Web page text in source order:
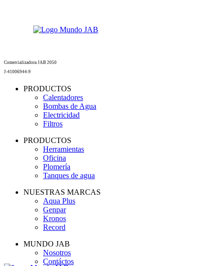
Comercializadora JAB 2050
J-41006944-9
PRODUCTOS
Calentadores
Bombas de Agua
Electricidad
Filtros
PRODUCTOS
Herramientas
Oficina
Plomería
Tanques de agua
NUESTRAS MARCAS
Aqua Plus
Genpar
Kronos
Record
MUNDO JAB
Nosotros
Contáctos